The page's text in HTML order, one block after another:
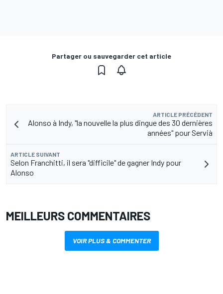
Partager ou sauvegarder cet article
ARTICLE PRÉCÉDENT
Alonso à Indy, "la nouvelle la plus dingue des 30 dernières
années" pour Servià
ARTICLE SUIVANT
Selon Franchitti, il sera "difficile" de gagner Indy pour
Alonso
MEILLEURS COMMENTAIRES
VOIR PLUS & COMMENTER